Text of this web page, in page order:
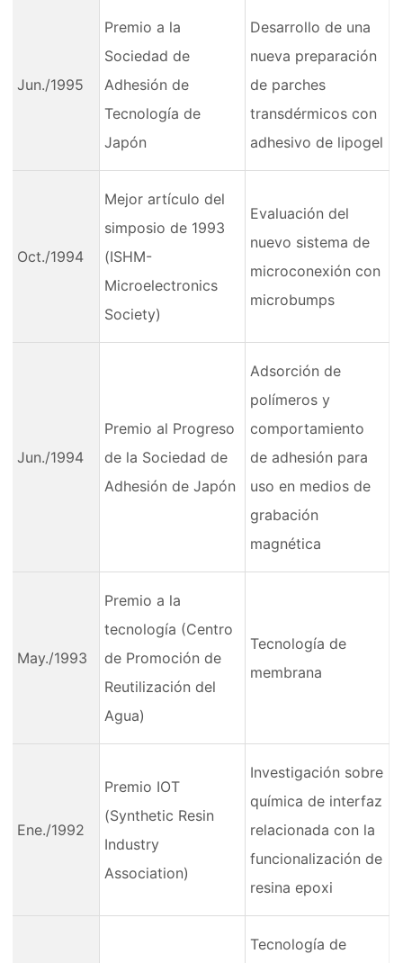
Jun./1995
Premio a la
Sociedad de
Adhesión de
Tecnología de
Japón
Desarrollo de una
nueva preparación
de parches
transdérmicos con
adhesivo de lipogel
Oct./1994
Mejor artículo del
simposio de 1993
(ISHM-
Microelectronics
Society)
Evaluación del
nuevo sistema de
microconexión con
microbumps
Jun./1994
Premio al Progreso
de la Sociedad de
Adhesión de Japón
Adsorción de
polímeros y
comportamiento
de adhesión para
uso en medios de
grabación
magnética
May./1993
Premio a la
tecnología (Centro
de Promoción de
Reutilización del
Agua)
Tecnología de
membrana
Ene./1992
Premio IOT
(Synthetic Resin
Industry
Association)
Investigación sobre
química de interfaz
relacionada con la
funcionalización de
resina epoxi
Tecnología de